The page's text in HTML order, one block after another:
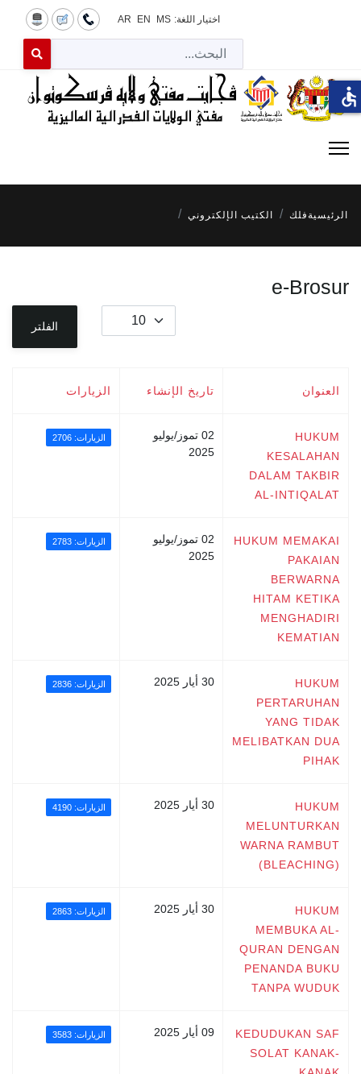
اختيار اللغة: MS
EN
AR
for results.
الرئيسية فلك الكتيب الإلكتروني
e-Brosur
عدد الإظهارات:
الفلتر
العنوان تاريخ الإنشاء الزيارات
HUKUM
KESALAHAN
DALAM TAKBIR
AL-INTIQALAT
02 تموز/يوليو
2025
الزيارات: 2706
HUKUM MEMAKAI
PAKAIAN
BERWARNA
HITAM KETIKA
MENGHADIRI
KEMATIAN
02 تموز/يوليو
2025
الزيارات: 2783
HUKUM
PERTARUHAN
YANG TIDAK
MELIBATKAN DUA
PIHAK
30 أيار 2025 الزيارات: 2836
HUKUM
MELUNTURKAN
WARNA RAMBUT
(BLEACHING)
30 أيار 2025 الزيارات: 4190
HUKUM
MEMBUKA AL-
QURAN DENGAN
PENANDA BUKU
TANPA WUDUK
30 أيار 2025 الزيارات: 2863
KEDUDUKAN SAF
SOLAT KANAK-
09 أيار 2025 الزيارات: 3583
accessible